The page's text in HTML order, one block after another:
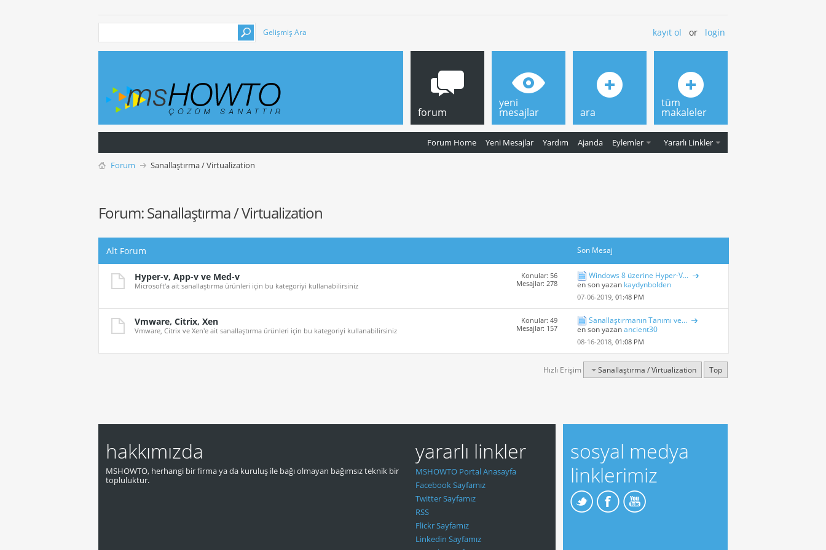
Gelişmiş Ara kayıt ol or login
forum
Forum Home Yeni Mesajlar Yardım Ajanda Eylemler Yararlı Linkler
yeni
mesajlar ara
tüm
makaleler
Forum Sanallaştırma / Virtualization
Forum:Sanallaştırma / Virtualization
Alt Forum Son Mesaj
Hyper-v, App-v ve Med-v
Microsoft'a ait sanallaştırma ürünleri için bu kategoriyi kullanabilirsiniz
Konular: 56
Mesajlar: 278
Windows 8 üzerine Hyper-V...
en son yazan kaydynbolden
07-06-2019,01:48 PM
Vmware, Citrix, Xen
Vmware, Citrix ve Xen'e ait sanallaştırma ürünleri için bu kategoriyi kullanabilirsiniz
Konular: 49
Mesajlar: 157
Sanallaştırmanın Tanımı ve...
en son yazanancient30
08-16-2018,01:08 PM
Hızlı Erişim Sanallaştırma / Virtualization Top
hakkımızda
MSHOWTO, herhangi bir firma ya da kuruluş ile bağı olmayan bağımsız teknik bir
topluluktur.
yararlı linkler
MSHOWTO Portal Anasayfa
Facebook Sayfamız
Twitter Sayfamız
RSS
Flickr Sayfamız
Linkedin Sayfamız
sosyal medya
linklerimiz